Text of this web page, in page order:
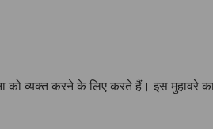
को व्यक्त करने के लिए करते हैं। इस